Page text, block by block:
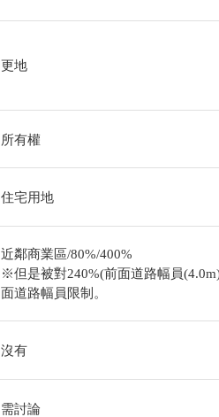
更地
所有權
住宅用地
近鄰商業區/80%/400%
※但是被對240%(前面道路幅員
面道路幅員限制。
沒有
需討論